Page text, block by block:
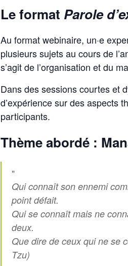
Le format Parole
Au format webinaire, un·e
plusieurs sujets au cours de
s’agit de l’organisation et du
Dans des sessions courtes et
d’expérience sur des aspects
participants.
Thème abordé :
Qui connaît son ennemi
point défait.
Qui se connaît mais ne
deux.
Que dire de ceux qui ne se
Tzu)